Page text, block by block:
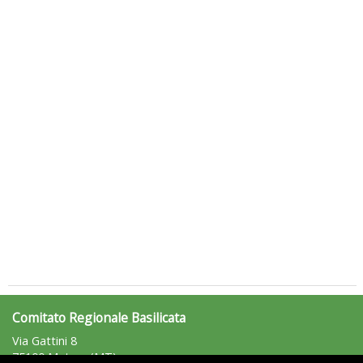
Comitato Regionale Basilicata
Via Gattini 8
75100 Matera (MT)